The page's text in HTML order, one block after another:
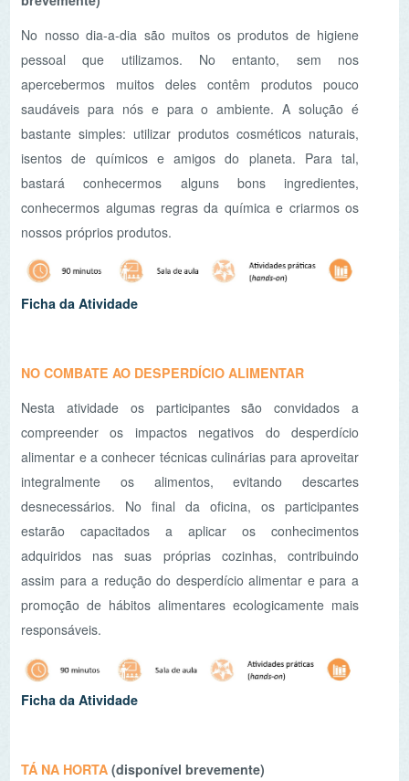
compreender os impactos negativos do desperdício
alimentar e a conhecer técnicas culinárias para aproveitar
desnecessários. No final da oficina, os participantes
estarão capacitados a aplicar os conhecimentos
adquiridos nas suas próprias cozinhas, contribuindo
assim para a redução do desperdício alimentar e para a
promoção de hábitos alimentares ecologicamente mais
responsáveis.
TÁ NA HORTA(disponível brevemente)
diretamente da horta e saboreá-los plenos de aroma e
oportunidade. Prepara-te para mexer e remexer na terra.
Como criar uma horta familiar ou comunitária onde todos
podem ajudar. Pondo em prática a economia circular e os
princípios da agricultura biológica criaremos um oásis de
vida rico em biodiversidade e alimentos.
Ficha da Atividade
COMPOSTAGEM EM CASA
Esta oficina sensibiliza para a importância de integrarmos
o sistema alimentar na roda da economia circular. Depois
de bem aproveitados todos os componentes nutritivos
dos resíduos resultantes e devolver os nutrientes ao solo.